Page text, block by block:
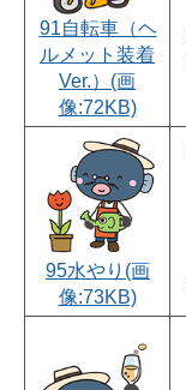
91自転車（ヘ
ルメット装着
Ver.）(画
像:72KB)
95水やり(画
像:73KB)